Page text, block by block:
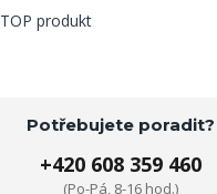
TOP produkt
Potřebujete poradit?
+420 608 359 460
(Po-Pá, 8-16 hod.)